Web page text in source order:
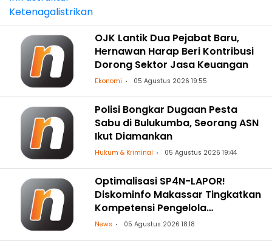
OJK Lantik Dua Pejabat Baru,
Hernawan Harap Beri Kontribusi
Dorong Sektor Jasa Keuangan
Ekonomi 05 Agustus 2026 19:55
Polisi Bongkar Dugaan Pesta
Sabu di Bulukumba, Seorang ASN
Ikut Diamankan
Hukum & Kriminal 05 Agustus 2026 19:44
Optimalisasi SP4N-LAPOR!
Diskominfo Makassar Tingkatkan